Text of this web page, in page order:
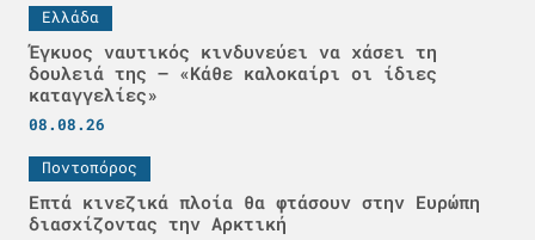
Ελλάδα
Έγκυος ναυτικός κινδυνεύει να χάσει τη
δουλειά της – «Κάθε καλοκαίρι οι ίδιες
καταγγελίες»
08.08.26
Ποντοπόρος
Επτά κινεζικά πλοία θα φτάσουν στην Ευρώπη
διασχίζοντας την Αρκτική